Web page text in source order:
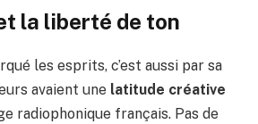
la liberté de ton
les esprits, c’est aussi par sa
avaient une latitude créative
radiophonique français. Pas de